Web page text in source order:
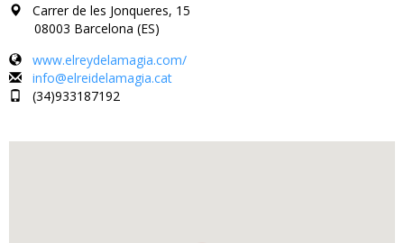
Carrer de les Jonqueres, 15
08003 Barcelona (ES)
www.elreydelamagia.com/
info@elreidelamagia.cat
(34)933187192